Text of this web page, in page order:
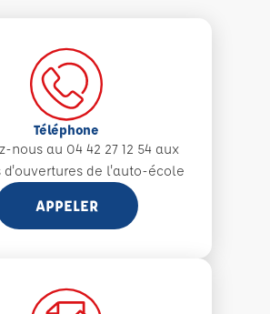
Téléphone
nous au 04 42 27 12 54 aux
d'ouvertures de l'auto-école
APPELER